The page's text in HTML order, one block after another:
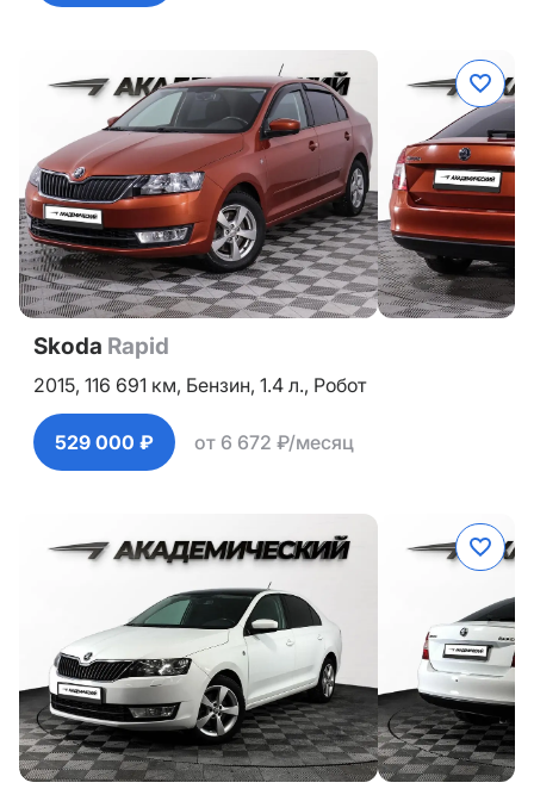
Skoda Rapid
2015, 116 691 км, Бензин, 1.4 л., Робот
529 000 ₽ от 6 672 ₽/месяц